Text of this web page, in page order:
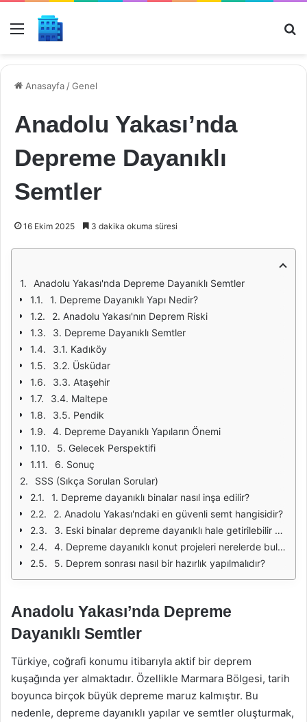
Menü
Anasayfa /Genel
Anadolu Yakası’nda
Depreme Dayanıklı
Semtler
16 Ekim 2025 3 dakika okuma süresi
Anadolu Yakası'nda Depreme Dayanıklı Semtler
1. Depreme Dayanıklı Yapı Nedir?
2. Anadolu Yakası'nın Deprem Riski
3. Depreme Dayanıklı Semtler
3.1. Kadıköy
3.2. Üsküdar
3.3. Ataşehir
3.4. Maltepe
3.5. Pendik
4. Depreme Dayanıklı Yapıların Önemi
5. Gelecek Perspektifi
6. Sonuç
SSS (Sıkça Sorulan Sorular)
1. Depreme dayanıklı binalar nasıl inşa edilir?
2. Anadolu Yakası'ndaki en güvenli semt hangisidir?
3. Eski binalar depreme dayanıklı hale getirilebilir mi?
4. Depreme dayanıklı konut projeleri nerelerde bulunmaktadır?
5. Deprem sonrası nasıl bir hazırlık yapılmalıdır?
Anadolu Yakası’nda Depreme
Dayanıklı Semtler
Türkiye, coğrafi konumu itibarıyla aktif bir deprem
kuşağında yer almaktadır. Özellikle Marmara Bölgesi, tarih
boyunca birçok büyük depreme maruz kalmıştır. Bu
nedenle, depreme dayanıklı yapılar ve semtler oluşturmak,